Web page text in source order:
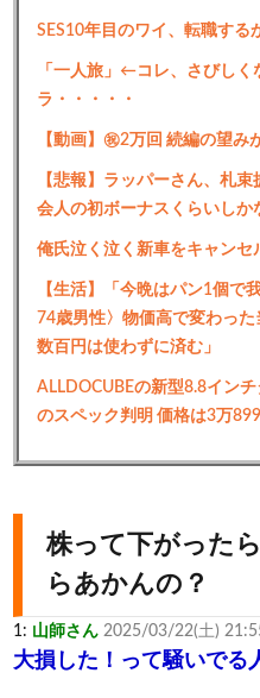
SES10年目のワイ、転職する
「一人旅」←コレ、さびし
ラ・・・・・
【動画】㊗️2万回 続編の望
【悲報】ラッパーさん、札
会人の初ボーナスくらいしか
俺氏泣く泣く新車をキャンセ
【生活】「今晩はパン1個で
74歳男性〉物価高で変わっ
数百円は使わずに済む」
ALLDOCUBEの新型8.8イン
のスペック判明 価格は3万
株って下がった
らあかんの？
1: 山師さん 2025/03/22(土)
大損した！って騒いでる